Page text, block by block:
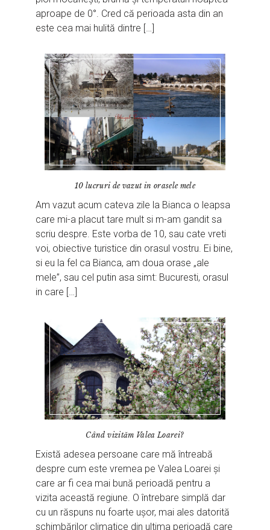
aproape de 0°. Cred că perioada asta din an
este cea mai hulită dintre […]
10 lucruri de vazut in orasele mele
Am vazut acum cateva zile la Bianca o leapsa
care mi-a placut tare mult si m-am gandit sa
scriu despre. Este vorba de 10, sau cate vreti
voi, obiective turistice din orasul vostru. Ei bine,
si eu la fel ca Bianca, am doua orase „ale
mele”, sau cel putin asa simt: Bucuresti, orasul
in care […]
Când vizităm Valea Loarei?
Există adesea persoane care mă întreabă
despre cum este vremea pe Valea Loarei și
care ar fi cea mai bună perioadă pentru a
vizita această regiune. O întrebare simplă dar
cu un răspuns nu foarte ușor, mai ales datorită
schimbărilor climatice din ultima perioadă care